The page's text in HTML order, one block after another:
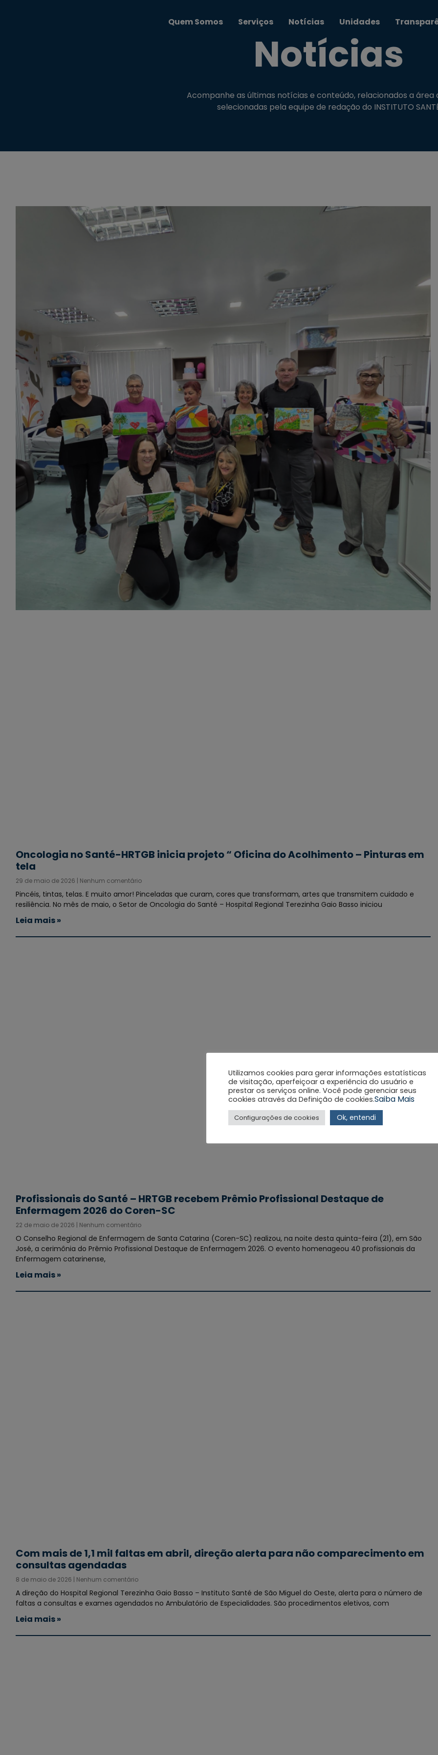
Quem Somos Serviços Notícias Unidades
Notícias
Acompanhe as últimas notícias e conteúdo, relacionados a área
selecionadas pela equipe de redação do INSTITUTO
Oncologia no Santé-HRTGB inicia projeto “ Oficina do Acolhimento – Pinturas em
tela
29 de maio de 2026 Nenhum comentário
Pincéis, tintas, telas. E muito amor! Pinceladas que curam, cores que transformam, artes que transmitem cuidado e
resiliência. No mês de maio, o Setor de Oncologia do Santé – Hospital Regional Terezinha Gaio Basso iniciou
Leia mais »
Profissionais do Santé – HRTGB recebem Prêmio Profissional Destaque de
Enfermagem 2026 do Coren-SC
22 de maio de 2026 Nenhum comentário
O Conselho Regional de Enfermagem de Santa Catarina (Coren-SC) realizou, na noite desta quinta-feira (21), em São
José, a cerimônia do Prêmio Profissional Destaque de Enfermagem 2026. O evento homenageou 40 profissionais da
Enfermagem catarinense,
Leia mais »
Com mais de 1,1 mil faltas em abril, direção alerta para não comparecimento em
consultas agendadas
8 de maio de 2026 Nenhum comentário
A direção do Hospital Regional Terezinha Gaio Basso – Instituto Santé de São Miguel do Oeste, alerta para o número de
faltas a consultas e exames agendados no Ambulatório de Especialidades. São procedimentos eletivos, com
Leia mais »
Utilizamos cookies para gerar informações estatísticas
de visitação, aperfeiçoar a experiência do usuário e
prestar os serviços online. Você pode gerenciar seus
cookies através da Definição de cookies.Saiba Mais
Configurações de cookies Ok, entendi